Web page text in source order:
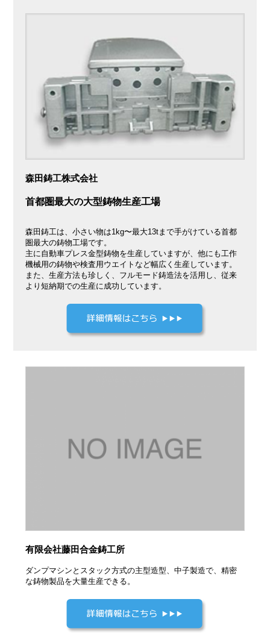
森田鋳工株式会社
首都圏最大の大型鋳物生産工場
森田鋳工は、小さい物は1kg〜最大13tまで手がけている首都
圏最大の鋳物工場です。
主に自動車プレス金型鋳物を生産していますが、他にも工作
機械用の鋳物や検査用ウエイトなど幅広く生産しています。
また、生産方法も珍しく、フルモード鋳造法を活用し、従来
より短納期での生産に成功しています。
有限会社藤田合金鋳工所
ダンプマシンとスタック方式の主型造型、中子製造で、精密
な鋳物製品を大量生産できる。